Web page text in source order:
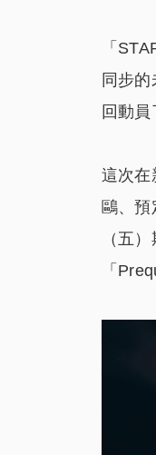
「
同步
回動
這次在
鷗、
（五
「